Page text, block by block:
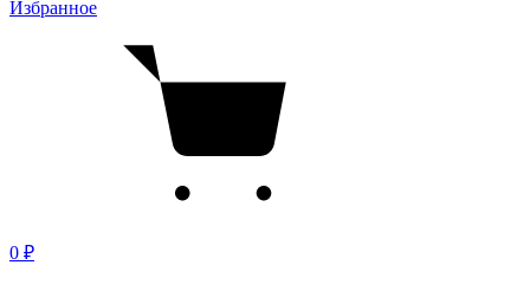
Избранное
0 ₽